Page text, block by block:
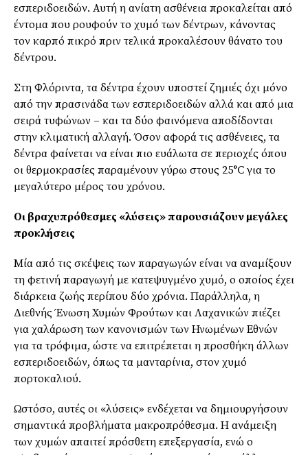
εσπεριδοειδών. Αυτή η ανίατη ασθένεια προκαλείται από
έντομα που ρουφούν το χυμό των δέντρων, κάνοντας
τον καρπό πικρό πριν τελικά προκαλέσουν θάνατο του
δέντρου.
Στη Φλόριντα, τα δέντρα έχουν υποστεί ζημιές όχι μόνο
από την πρασινάδα των εσπεριδοειδών αλλά και από μια
σειρά τυφώνων – και τα δύο φαινόμενα αποδίδονται
στην κλιματική αλλαγή. Όσον αφορά τις ασθένειες, τα
δέντρα φαίνεται να είναι πιο ευάλωτα σε περιοχές όπου
οι θερμοκρασίες παραμένουν γύρω στους 25°C για το
μεγαλύτερο μέρος του χρόνου.
Οι βραχυπρόθεσμες «λύσεις» παρουσιάζουν μεγάλες
προκλήσεις
Μία από τις σκέψεις των παραγωγών είναι να αναμίξουν
τη φετινή παραγωγή με κατεψυγμένο χυμό, ο οποίος έχει
διάρκεια ζωής περίπου δύο χρόνια. Παράλληλα, η
Διεθνής Ένωση Χυμών Φρούτων και Λαχανικών πιέζει
για χαλάρωση των κανονισμών των Ηνωμένων Εθνών
για τα τρόφιμα, ώστε να επιτρέπεται η προσθήκη άλλων
εσπεριδοειδών, όπως τα μανταρίνια, στον χυμό
πορτοκαλιού.
Ωστόσο, αυτές οι «λύσεις» ενδέχεται να δημιουργήσουν
σημαντικά προβλήματα μακροπρόθεσμα. Η ανάμειξη
των χυμών απαιτεί πρόσθετη επεξεργασία, ενώ ο